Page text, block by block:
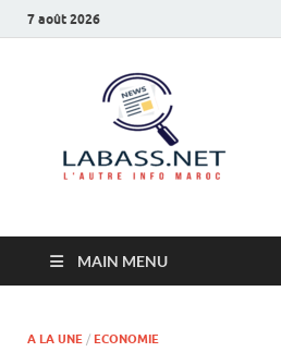
7 août 2026
MAIN MENU
A LA UNE / ECONOMIE